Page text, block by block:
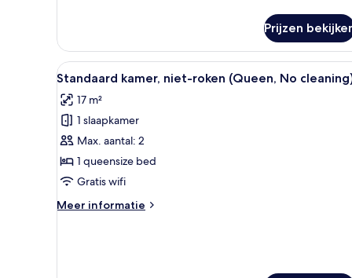
kamer
Prijzen
Alle
foto's
voor
Standaard
kamer,
niet-
roken
No
Een hotelkamer met een
5
Standaard kamer, niet-roken (Queen, No
17 m²
1 slaapkamer
Max. aantal: 2
1 queensize bed
Gratis wifi
Meer informatie
Meer